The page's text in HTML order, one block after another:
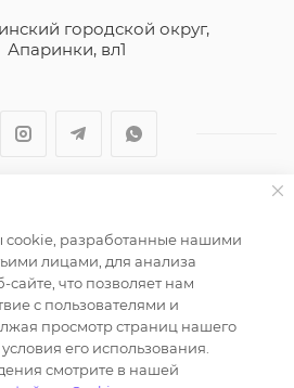
городской округ,
Апаринки, вл1
Текстиль групп"
на сайте носит справочный
публичной офертой
пункта 2 статьи 437
Российской Федерации.
материалов, опубликованных
допустимо только при
разработанные нашими
лицами, для анализа
что позволяет нам
с пользователями и
просмотр страниц нашего
его использования.
смотрите в нашей